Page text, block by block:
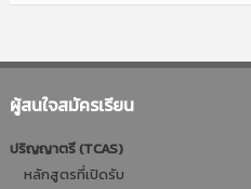
ผู้สนใจสมัครเรียน
ปริญญาตรี (TCAS)
หลักสูตรที่เปิดรับ